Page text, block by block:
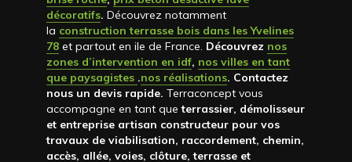
décoratifs. Découvrez notamment
la construction terrasse bois dans les Yvelines
78 et partout en ile de France. Découvrez nos
zones d’intervention en idf, nos villes en tant
que paysagistes .nos réalisations. Contactez
nous un devis rapide. Terraconcept vous
accompagne en tant queterrassier, démolisseur
et entreprise artisan constructeur pour vos
travaux de viabilisation, raccordement, chemin,
accès, allée, voies, clôture, terrasse et